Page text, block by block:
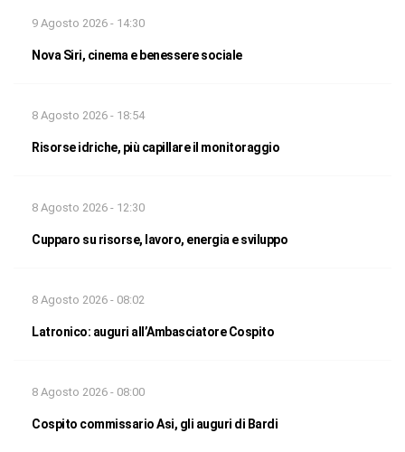
9 Agosto 2026 - 14:30
Nova Siri, cinema e benessere sociale
8 Agosto 2026 - 18:54
Risorse idriche, più capillare il monitoraggio
8 Agosto 2026 - 12:30
Cupparo su risorse, lavoro, energia e sviluppo
8 Agosto 2026 - 08:02
Latronico: auguri all’Ambasciatore Cospito
8 Agosto 2026 - 08:00
Cospito commissario Asi, gli auguri di Bardi